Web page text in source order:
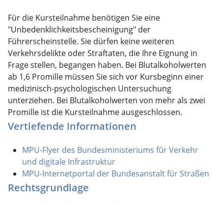
Für die Kursteilnahme benötigen Sie eine
"Unbedenklichkeitsbescheinigung" der
Führerscheinstelle. Sie dürfen keine weiteren
Verkehrsdelikte oder Straftaten, die Ihre Eignung in
Frage stellen, begangen haben. Bei Blutalkoholwerten
ab 1,6 Promille müssen Sie sich vor Kursbeginn einer
medizinisch-psychologischen Untersuchung
unterziehen. Bei Blutalkoholwerten von mehr als zwei
Promille ist die Kursteilnahme ausgeschlossen.
Vertiefende Informationen
MPU-Flyer des Bundesministeriums für Verkehr
und digitale Infrastruktur
MPU-Internetportal der Bundesanstalt für Straßen
Rechtsgrundlage